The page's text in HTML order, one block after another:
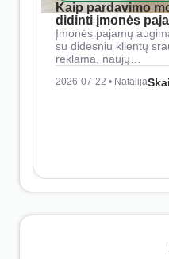
Kaip pardavimo
didinti įmonės
Įmonės pajamų
su didesniu klientų
reklama, naujų…
2026-07-22 • Natalija